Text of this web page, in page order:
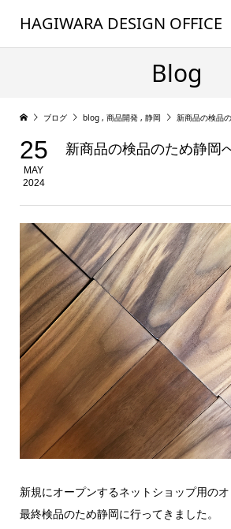
HAGIWARA DESIGN OFFICE
Blog
ブログ blog , 商品開発 , 静岡 新商品の検品
25
MAY
2024
新商品の検品のため静岡
新規にオープンするネットショップ用の
最終検品のため静岡に行ってきました。